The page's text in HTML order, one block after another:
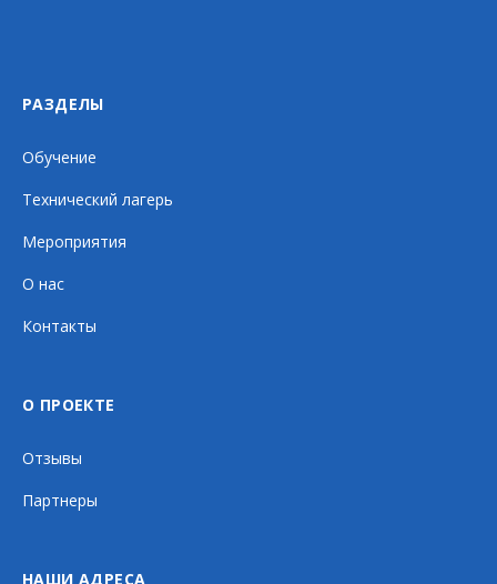
РАЗДЕЛЫ
Обучение
Технический лагерь
Мероприятия
О нас
Контакты
О ПРОЕКТЕ
Отзывы
Партнеры
НАШИ АДРЕСА